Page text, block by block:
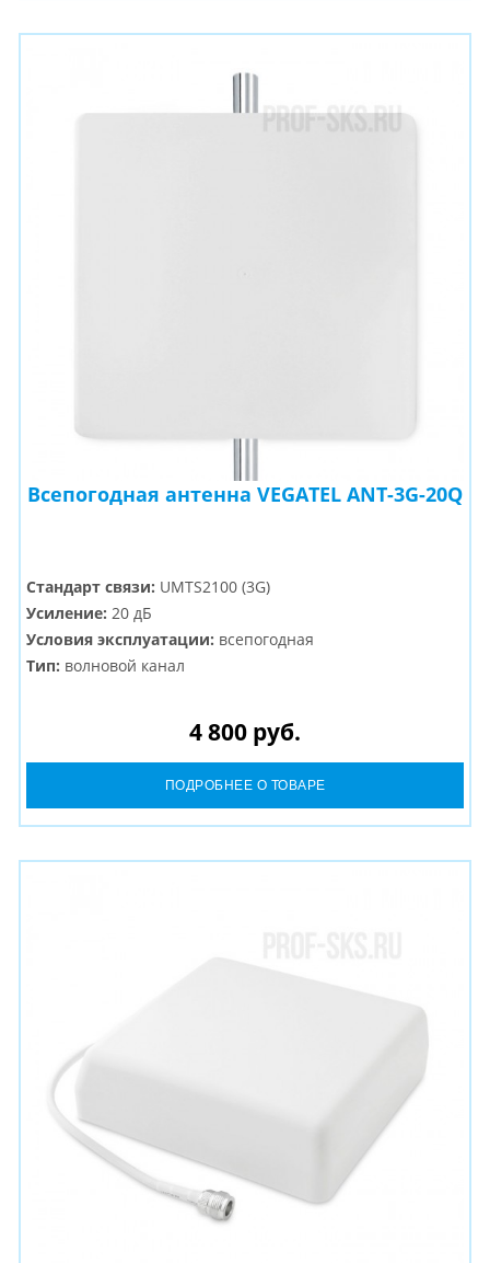
Всепогодная антенна VEGATEL ANT-3G-20Q
Стандарт связи: UMTS2100 (3G)
Усиление: 20 дБ
Условия эксплуатации: всепогодная
Тип: волновой канал
4 800 руб.
ПОДРОБНЕЕ О ТОВАРЕ